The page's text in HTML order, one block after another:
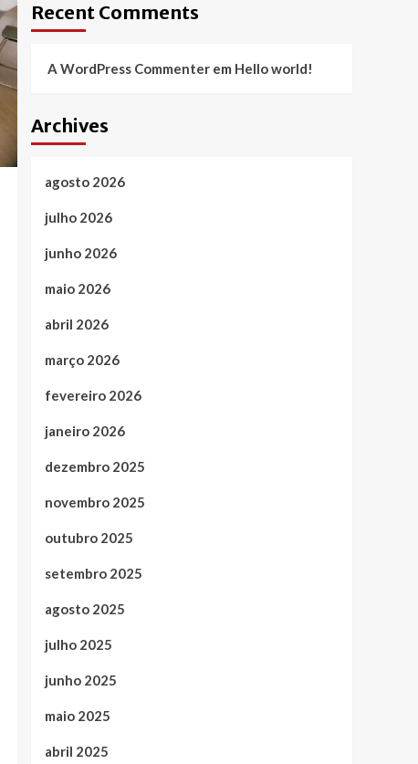
Recent Comments
A WordPress Commenterem Hello world!
Archives
agosto 2026
julho 2026
junho 2026
maio 2026
abril 2026
março 2026
fevereiro 2026
janeiro 2026
dezembro 2025
novembro 2025
outubro 2025
setembro 2025
agosto 2025
julho 2025
junho 2025
maio 2025
abril 2025